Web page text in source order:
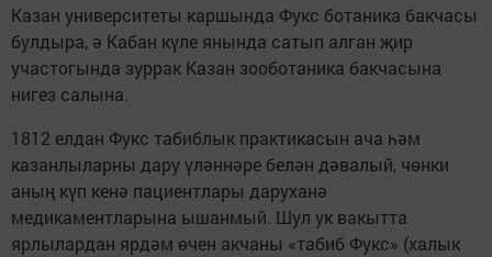
Казан университеты каршында Фукс ботаника бакчасы
булдыра, ә Кабан күле янында сатып алган җир
участогында зуррак Казан зооботаника бакчасына
нигез салына.
1812 елдан Фукс табиблык практикасын ача һәм
казанлыларны дару үләннәре белән дәвалый, чөнки
аның күп кенә пациентлары даруханә
медикаментларына ышанмый. Шул ук вакытта
ярлылардан ярдәм өчен акчаны «табиб Фукс» (халык